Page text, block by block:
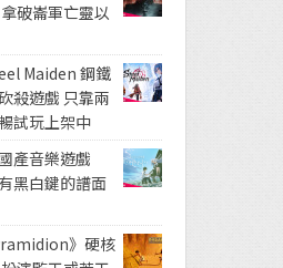
破崙軍亡靈以
Maiden 鋼鐵
殺遊戲 只靠兩
試玩上架中
產音樂遊戲
黑白鍵的譜面
》硬核